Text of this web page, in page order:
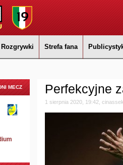
Rozgrywki Strefa fana
MECZ Perfekcyjne
1 sierpnia 2020, 19:42, cinassek